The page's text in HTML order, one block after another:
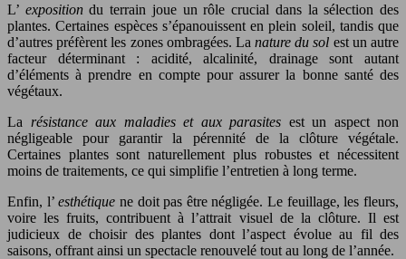
L’ expositiondu terrain joue un rôle crucial dans la sélection des
plantes. Certaines espèces s’épanouissent en plein soleil, tandis que
d’autres préfèrent les zones ombragées. Lanature du sol est un autre
facteur déterminant : acidité, alcalinité, drainage sont autant
d’éléments à prendre en compte pour assurer la bonne santé des
végétaux.
La résistance aux maladies et aux parasites est un aspect non
négligeable pour garantir la pérennité de la clôture végétale.
Certaines plantes sont naturellement plus robustes et nécessitent
moins de traitements, ce qui simplifie l’entretien à long terme.
Enfin, l’esthétique ne doit pas être négligée. Le feuillage, les fleurs,
voire les fruits, contribuent à l’attrait visuel de la clôture. Il est
judicieux de choisir des plantes dont l’aspect évolue au fil des
saisons, offrant ainsi un spectacle renouvelé tout au long de l’année.